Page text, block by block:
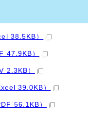
38.5KB）
47.9KB）
2.3KB）
39.0KB）
56.1KB）